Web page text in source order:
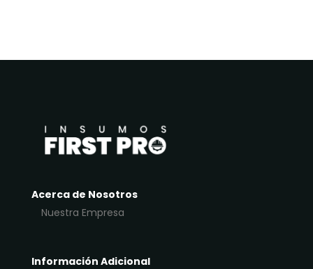
Acerca de Nosotros
Nuestra Empresa
Información Adicional